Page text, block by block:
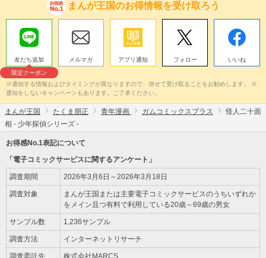
まんが王国のお得情報を受け取ろう
友だち追加
限定クーポン
メルマガ アプリ通知 フォロー いいね
※通知する情報およびタイミングが異なりますので、併せて受け取ることをお勧めします。 ※
通知をしないキャンペーンもあります。ご了承ください。
まんが王国 たくま朋正 青年漫画 ガムコミックスプラス
怪人二十面
相 - 少年探偵シリーズ -
お得感No.1表記について
「電子コミックサービスに関するアンケート」
調査期間 2026年3月6日～2026年3月18日
調査対象
まんが王国または主要電子コミックサービスのうちいずれか
をメイン且つ有料で利用している20歳～69歳の男女
サンプル数 1,236サンプル
調査方法 インターネットリサーチ
調査委託先 株式会社MARCS